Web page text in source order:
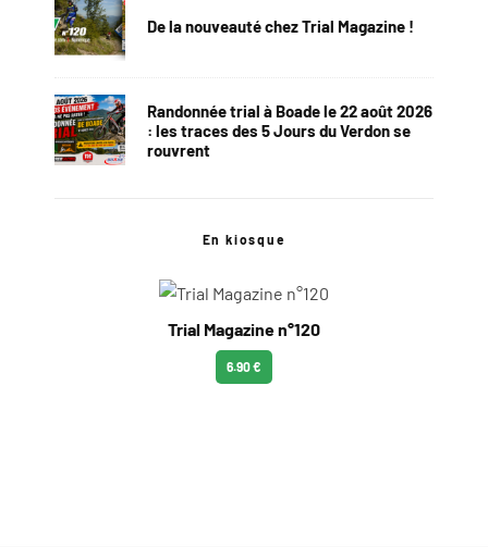
De la nouveauté chez Trial Magazine !
Randonnée trial à Boade le 22 août 2026
: les traces des 5 Jours du Verdon se
rouvrent
En kiosque
Trial Magazine n°120
6.90 €